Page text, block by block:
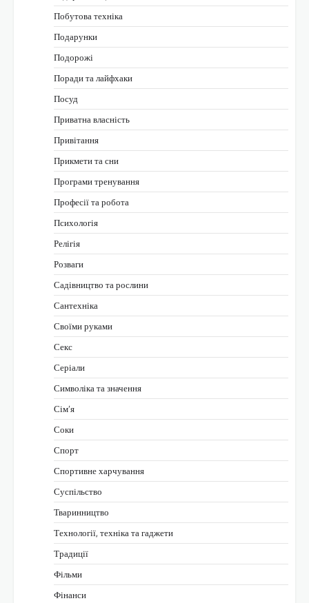
Побутова техніка
Подарунки
Подорожі
Поради та лайфхаки
Посуд
Приватна власність
Привітання
Прикмети та сни
Програми тренування
Професії та робота
Психологія
Релігія
Розваги
Садівництво та рослини
Сантехніка
Своїми руками
Секс
Серіали
Символіка та значення
Сім’я
Соки
Спорт
Спортивне харчування
Суспільство
Тваринництво
Технології, техніка та гаджети
Традиції
Фільми
Фінанси